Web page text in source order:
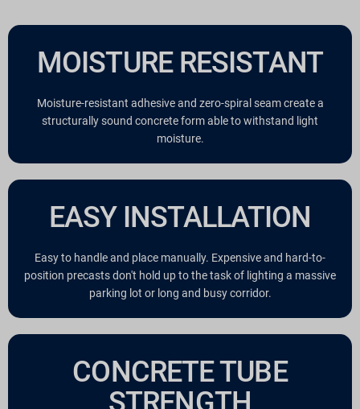
MOISTURE RESISTANT
Moisture-resistant adhesive and zero-spiral seam create a
structurally sound concrete form able to withstand light
moisture.
EASY INSTALLATION
Easy to handle and place manually. Expensive and hard-to-
position precasts don't hold up to the task of lighting a massive
parking lot or long and busy corridor.
CONCRETE TUBE